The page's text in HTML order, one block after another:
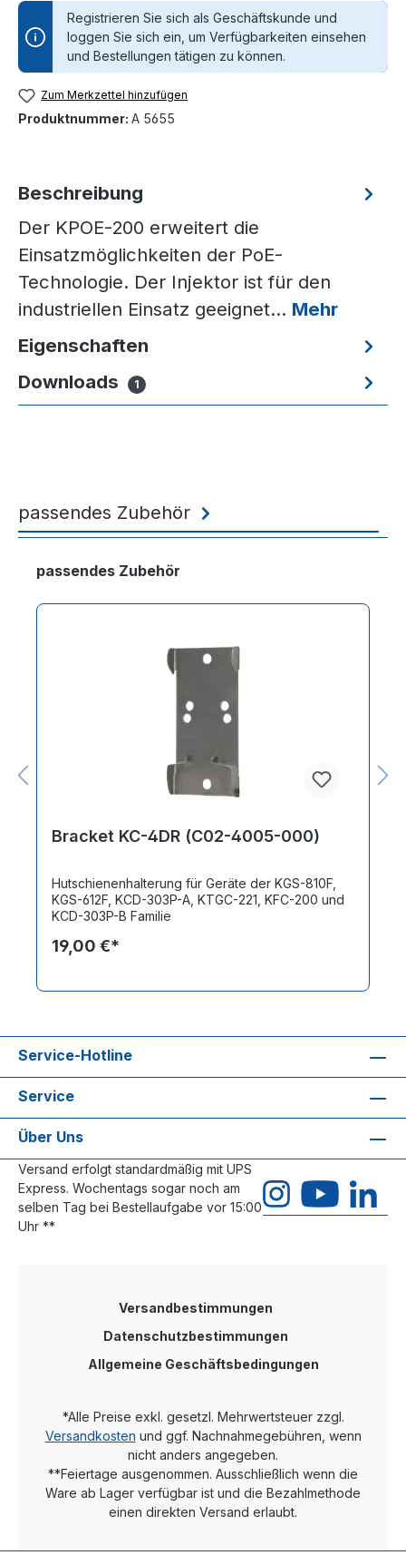
Registrieren Sie sich als Geschäftskunde und
loggen Sie sich ein, um Verfügbarkeiten einsehen
und Bestellungen tätigen zu können.
Zum Merkzettel hinzufügen
Produktnummer: A 5655
Beschreibung
Der KPOE-200 erweitert die
Einsatzmöglichkeiten der PoE-
Technologie. Der Injektor ist für den
industriellen Einsatz geeignet… Mehr
Eigenschaften
Downloads
1
passendes Zubehör
Produktgalerie überspringen
passendes Zubehör
Bracket KC-4DR (C02-4005-000)
Hutschienenhalterung für Geräte der KGS-810F,
KGS-612F, KCD-303P-A, KTGC-221, KFC-200 und
KCD-303P-B Familie
19,00 €*
Service-Hotline
Service
Über Uns
Versand erfolgt standardmäßig mit UPS
Express. Wochentags sogar noch am
selben Tag bei Bestellaufgabe vor 15:00
Uhr **
Versandbestimmungen
Datenschutzbestimmungen
Allgemeine Geschäftsbedingungen
*Alle Preise exkl. gesetzl. Mehrwertsteuer zzgl.
Versandkosten und ggf. Nachnahmegebühren, wenn
nicht anders angegeben.
**Feiertage ausgenommen. Ausschließlich wenn die
Ware ab Lager verfügbar ist und die Bezahlmethode
einen direkten Versand erlaubt.